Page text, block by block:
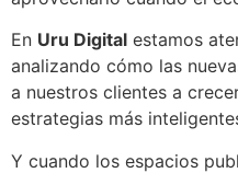
En Uru Digital estamos
analizando cómo las
a nuestros clientes a
estrategias más
Y cuando los espacios